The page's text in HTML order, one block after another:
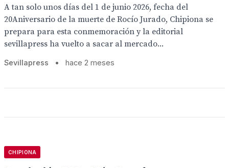
A tan solo unos días del 1 de junio 2026, fecha del
20Aniversario de la muerte de Rocío Jurado, Chipiona se
prepara para esta conmemoración y la editorial
sevillapress ha vuelto a sacar al mercado...
Sevillapress • hace 2 meses
CHIPIONA